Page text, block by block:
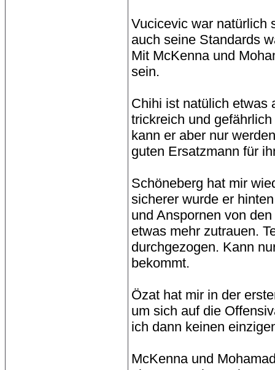
Vucicevic war natürlich
auch seine Standards
Mit McKenna und
sein.
Chihi ist natülich etwas
trickreich und
kann er aber nur
guten Ersatzmann für
Schöneberg hat mir
sicherer wurde er
und Anspornen von
etwas mehr zutrauen.
durchgezogen. Kann
bekommt.
Özat hat mir in der
um sich auf die
ich dann keinen
McKenna und